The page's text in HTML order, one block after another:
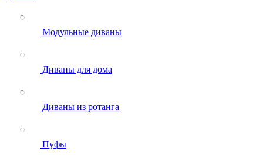
Модульные диваны
Диваны для дома
Диваны из ротанга
Пуфы